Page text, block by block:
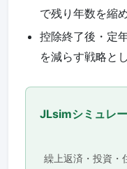
で残り年数を縮
控除終了後・定
を減らす戦略と
JLsimシミュレ
繰上返済・投資・